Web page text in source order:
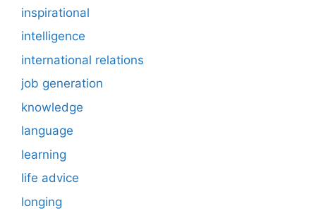
inspirational
intelligence
international relations
job generation
knowledge
language
learning
life advice
longing